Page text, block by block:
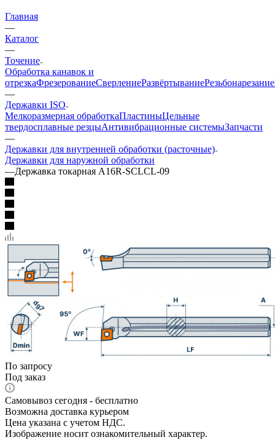
Главная
—
Каталог
—
Точение
Обработка канавок и
отрезкаФрезерованиеСверлениеРазвёртываниеРезьбонарезание
—
Державки ISO
Мелкоразмерная обработкаПластиныЦельные
твердосплавные резцыАнтивибрационные системыЗапчасти
—
Державки для внутренней обработки (расточные)
Державки для наружной обработки
—Державка токарная A16R-SCLCL-09
По запросу
Под заказ
Самовывоз сегодня - бесплатно
Возможна доставка курьером
Цена указана с учетом НДС.
Изображение носит ознакомительный характер.